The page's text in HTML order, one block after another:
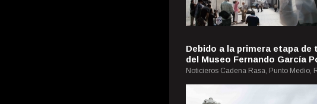
Debido a la primera etapa
del Museo Fernando García
Noticieros Cadena Rasa, Punto Medio,